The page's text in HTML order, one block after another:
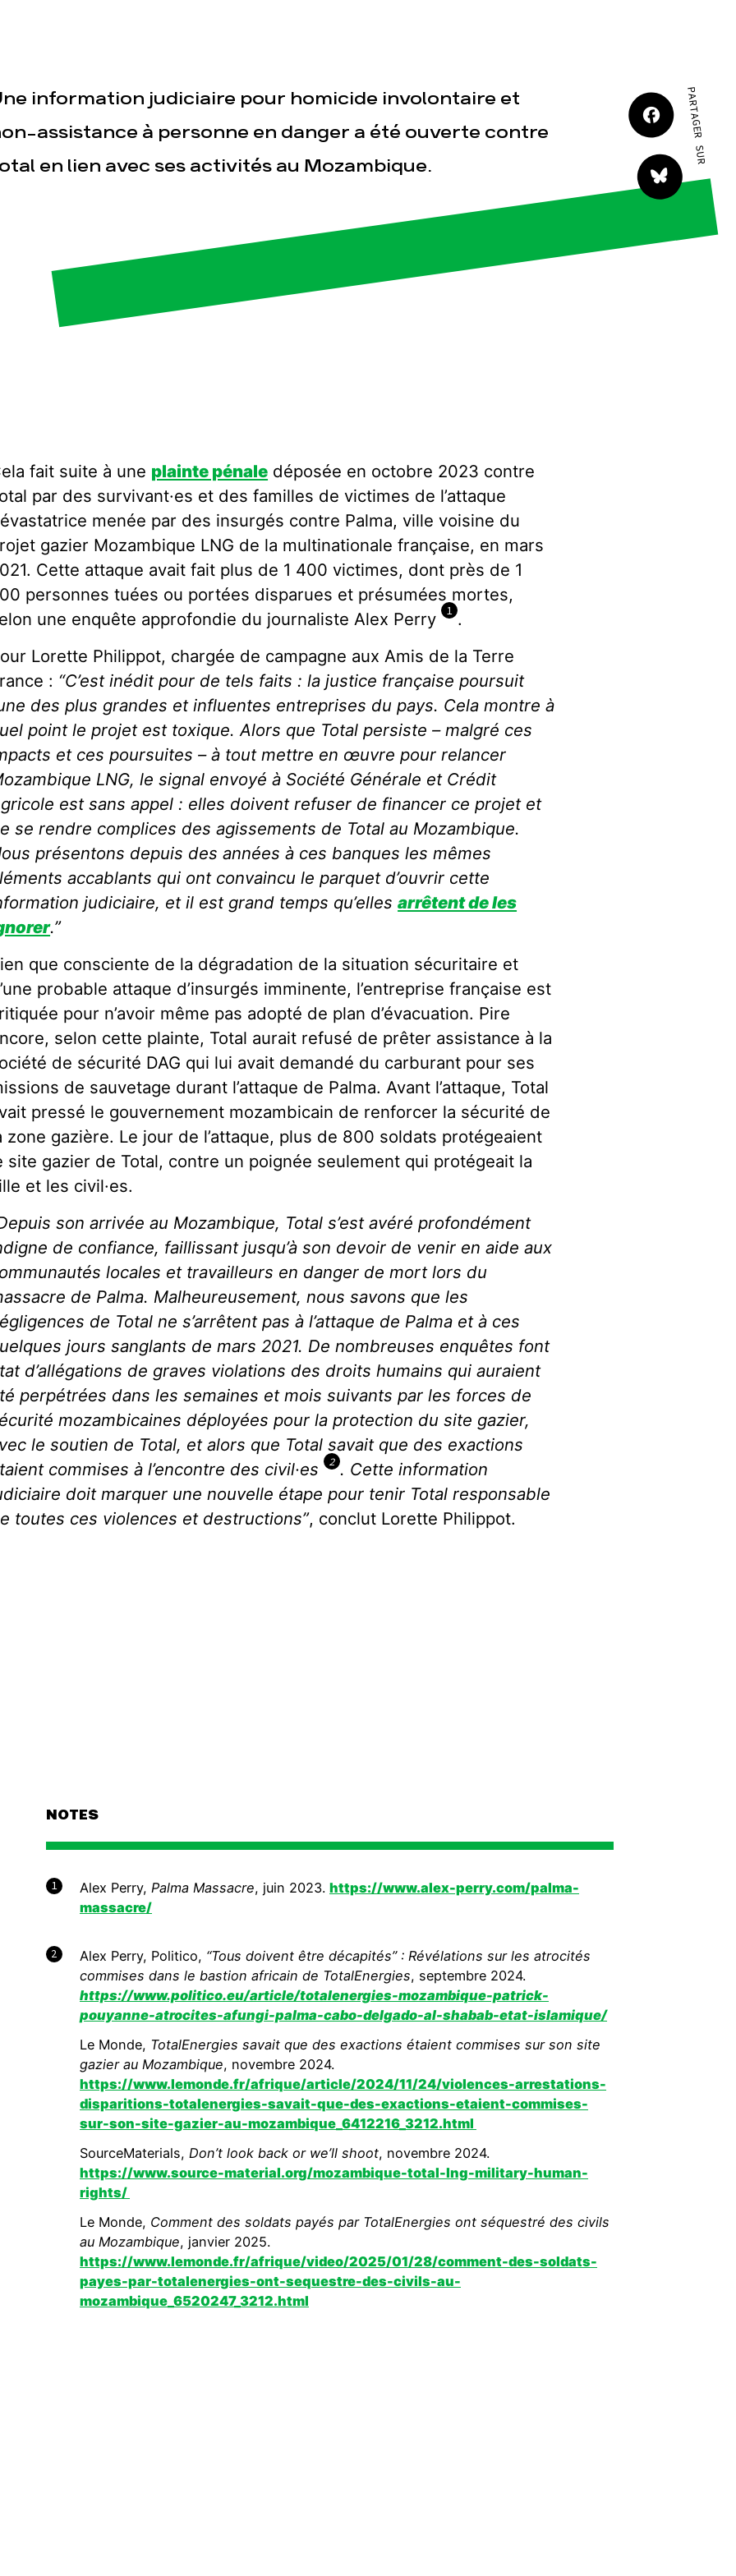
Publications Contact
information judiciaire pour homicide involontaire et
assistance à personne en danger a été ouverte contre
en lien avec ses activités au Mozambique.
PARTAGER SUR
fait suite à une plainte pénale déposée en octobre 2023 contre
par des survivant·es et des familles de victimes de l’attaque
menée par des insurgés contre Palma, ville voisine du
gazier Mozambique LNG de la multinationale française, en mars
Cette attaque avait fait plus de 1 400 victimes, dont près de 1
personnes tuées ou portées disparues et présumées mortes,
une enquête approfondie du journaliste Alex Perry 1 .
Lorette Philippot, chargée de campagne aux Amis de la Terre
: “C’est inédit pour de tels faits : la justice française poursuit
des plus grandes et influentes entreprises du pays. Cela montre à
point le projet est toxique. Alors que Total persiste – malgré ces
et ces poursuites – à tout mettre en œuvre pour relancer
LNG, le signal envoyé à Société Générale et Crédit
est sans appel : elles doivent refuser de financer ce projet et
se rendre complices des agissements de Total au Mozambique.
présentons depuis des années à ces banques les mêmes
accablants qui ont convaincu le parquet d’ouvrir cette
judiciaire, et il est grand temps qu’ellesarrêtent de les
.”
que consciente de la dégradation de la situation sécuritaire et
probable attaque d’insurgés imminente, l’entreprise française est
pour n’avoir même pas adopté de plan d’évacuation. Pire
selon cette plainte, Total aurait refusé de prêter assistance à la
de sécurité DAG qui lui avait demandé du carburant pour ses
de sauvetage durant l’attaque de Palma. Avant l’attaque, Total
pressé le gouvernement mozambicain de renforcer la sécurité de
zone gazière. Le jour de l’attaque, plus de 800 soldats protégeaient
site gazier de Total, contre un poignée seulement qui protégeait la
et les civil·es.
son arrivée au Mozambique, Total s’est avéré profondément
de confiance, faillissant jusqu’à son devoir de venir en aide aux
locales et travailleurs en danger de mort lors du
de Palma. Malheureusement, nous savons que les
de Total ne s’arrêtent pas à l’attaque de Palma et à ces
jours sanglants de mars 2021. De nombreuses enquêtes font
d’allégations de graves violations des droits humains qui auraient
perpétrées dans les semaines et mois suivants par les forces de
mozambicaines déployées pour la protection du site gazier,
le soutien de Total, et alors que Total savait que des exactions
commises à l’encontre des civil·es 2 . Cette information
doit marquer une nouvelle étape pour tenir Total responsable
toutes ces violences et destructions”, conclut Lorette Philippot.
NOTES
1 Alex Perry,Palma Massacre, juin 2023.https://www.alex-perry.com/palma-
massacre/
2 Alex Perry, Politico, ‘‘Tous doivent être décapités’’ : Révélations sur les atrocités
commises dans le bastion africain de TotalEnergies, septembre 2024.
https://www.politico.eu/article/totalenergies-mozambique-patrick-
pouyanne-atrocites-afungi-palma-cabo-delgado-al-shabab-etat-islamique/
Le Monde, TotalEnergies savait que des exactions étaient commises sur son site
gazier au Mozambique, novembre 2024.
https://www.lemonde.fr/afrique/article/2024/11/24/violences-arrestations-
disparitions-totalenergies-savait-que-des-exactions-etaient-commises-
sur-son-site-gazier-au-mozambique_6412216_3212.html
SourceMaterials, Don’t look back or we’ll shoot, novembre 2024.
https://www.source-material.org/mozambique-total-lng-military-human-
rights/
Le Monde, Comment des soldats payés par TotalEnergies ont séquestré des civils
au Mozambique, janvier 2025.
https://www.lemonde.fr/afrique/video/2025/01/28/comment-des-soldats-
payes-par-totalenergies-ont-sequestre-des-civils-au-
mozambique_6520247_3212.html